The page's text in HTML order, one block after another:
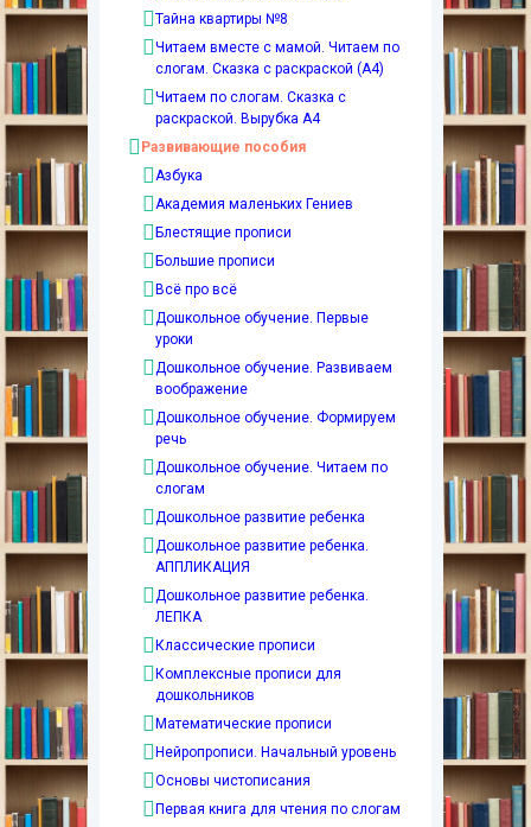
Тайна квартиры №8
Читаем вместе с мамой. Читаем по
слогам. Сказка с раскраской (А4)
Читаем по слогам. Сказка с
раскраской. Вырубка А4
Развивающие пособия
Азбука
Академия маленьких Гениев
Блестящие прописи
Большие прописи
Всё про всё
Дошкольное обучение. Первые
уроки
Дошкольное обучение. Развиваем
воображение
Дошкольное обучение. Формируем
речь
Дошкольное обучение. Читаем по
слогам
Дошкольное развитие ребенка
Дошкольное развитие ребенка.
АППЛИКАЦИЯ
Дошкольное развитие ребенка.
ЛЕПКА
Классические прописи
Комплексные прописи для
дошкольников
Математические прописи
Нейропрописи. Начальный уровень
Основы чистописания
Первая книга для чтения по слогам